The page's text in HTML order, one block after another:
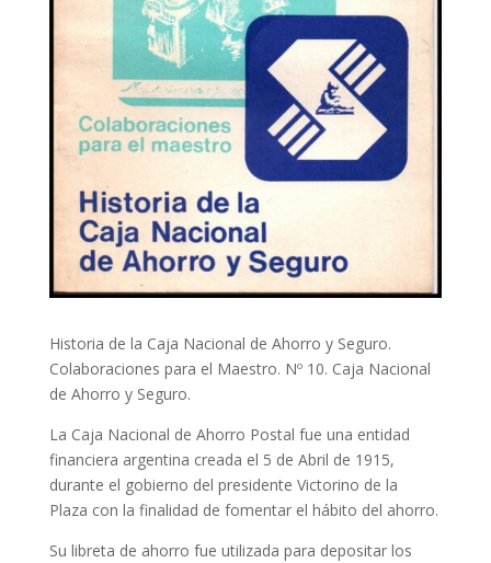
Historia de la Caja Nacional de Ahorro y Seguro.
Colaboraciones para el Maestro. Nº 10. Caja Nacional
de Ahorro y Seguro.
La Caja Nacional de Ahorro Postal fue una entidad
financiera argentina creada el 5 de Abril de 1915,
durante el gobierno del presidente Victorino de la
Plaza con la finalidad de fomentar el hábito del ahorro.
Su libreta de ahorro fue utilizada para depositar los